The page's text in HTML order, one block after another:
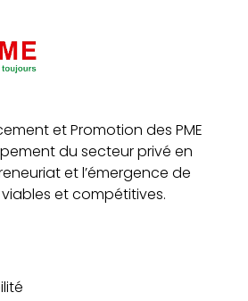
et Promotion des PME
du secteur privé en
et l’émergence de
viables et compétitives.